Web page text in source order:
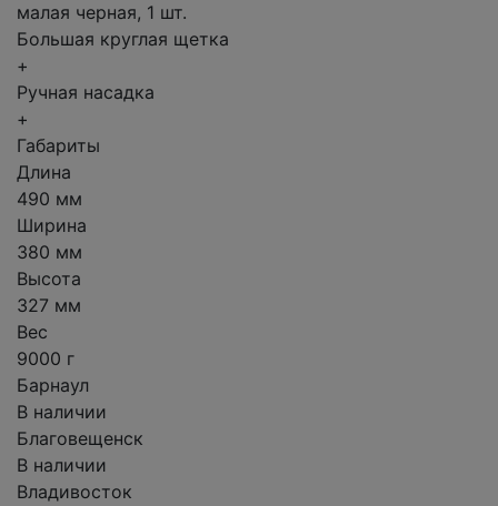
малая черная, 1 шт.
Большая круглая щетка
+
Ручная насадка
+
Габариты
Длина
490 мм
Ширина
380 мм
Высота
327 мм
Вес
9000 г
Барнаул
В наличии
Благовещенск
В наличии
Владивосток